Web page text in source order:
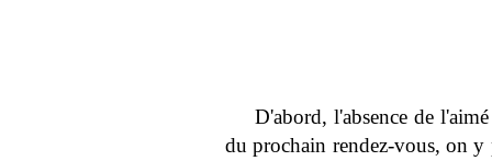
D'abord, l'absence de
du prochain rendez-vous, on y